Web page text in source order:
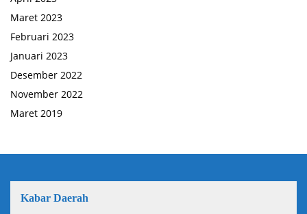
Maret 2023
Februari 2023
Januari 2023
Desember 2022
November 2022
Maret 2019
Kabar Daerah